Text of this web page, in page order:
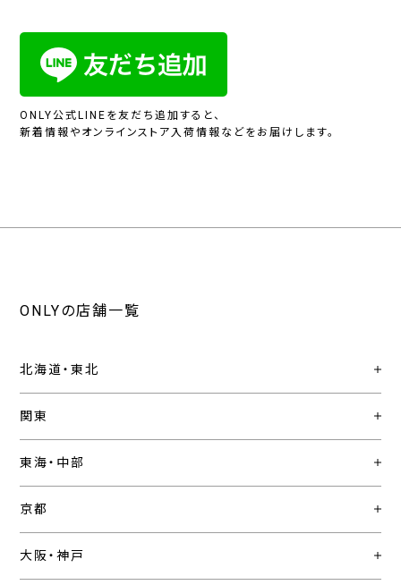
ONLY公式LINEを友だち追加すると、
新着情報やオンラインストア入荷情報などをお届けします。
ONLYの店舗一覧
北海道・東北
関東
東海・中部
京都
大阪・神戸